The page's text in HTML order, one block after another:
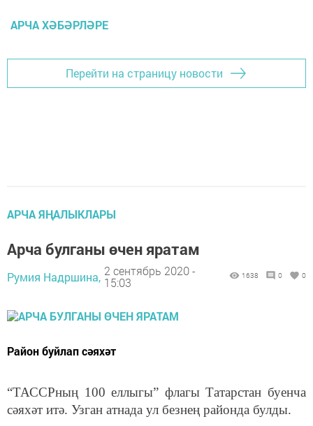
АРЧА ХӘБӘРЛӘРЕ
Перейти на страницу новости
АРЧА ЯҢАЛЫКЛАРЫ
Арча булганы өчен яратам
Румия Надршина, 2 сентябрь 2020 -
15:03
1638 0 0
Район буйлап сәяхәт
“ТАССРның 100 еллыгы” флагы Татарстан буенча
сәяхәт итә. Узган атнада ул безнең районда булды.